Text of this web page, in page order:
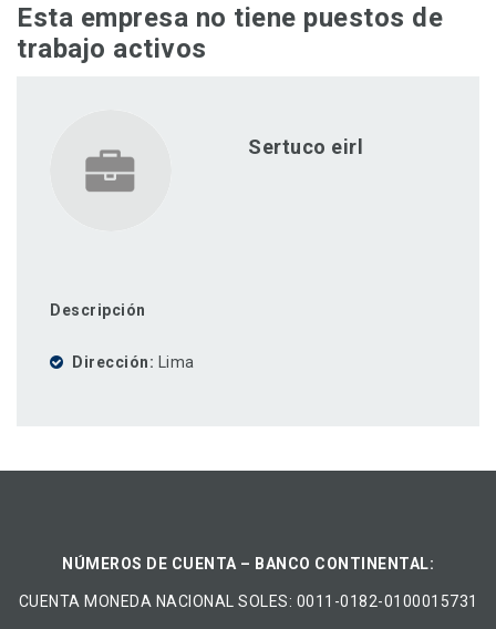
Esta empresa no tiene puestos de
trabajo activos
Sertuco eirl
Descripción
Dirección Lima
NÚMEROS DE CUENTA – BANCO CONTINENTAL:
CUENTA MONEDA NACIONAL​ ​SOLES​: 0011-0182-0100015731